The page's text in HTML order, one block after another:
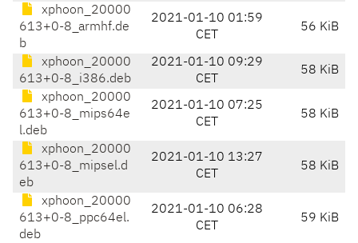
xphoon_20000
613+0-8_armhf.de
b
2021-01-10 01:59
CET
56 KiB
xphoon_20000
613+0-8_i386.deb
2021-01-10 09:29
CET
58 KiB
xphoon_20000
613+0-8_mips64e
l.deb
2021-01-10 07:25
CET
58 KiB
xphoon_20000
613+0-8_mipsel.d
eb
2021-01-10 13:27
CET
58 KiB
xphoon_20000
613+0-8_ppc64el.
deb
2021-01-10 06:28
CET
59 KiB